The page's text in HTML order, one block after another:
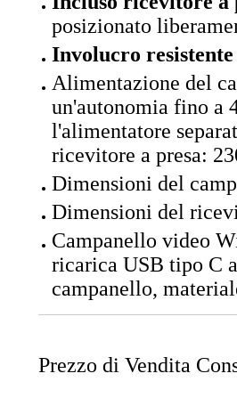
posizionato
Involucro
Alimentazione del
un'autonomia fino a
l'alimentatore
ricevitore a presa:
Dimensioni del
Dimensioni del
Campanello video
ricarica USB tipo C
campanello,
Prezzo di Vendita